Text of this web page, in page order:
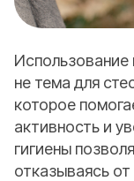
Использование
не тема для
которое
активность и
гигиены
отказываясь